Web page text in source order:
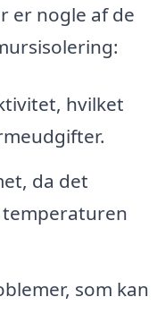
er nogle af de
hvilket
da det
som kan